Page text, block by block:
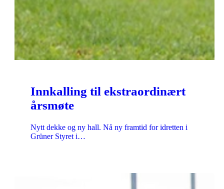
Innkalling til ekstraordinært
årsmøte
Nytt dekke og ny hall. Nå ny framtid for idretten i
Grüner Styret i…